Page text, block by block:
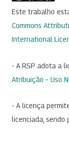
Este trabalho
Commons
International
- A RSP adota a
Atribuição – Uso
- A licença
licenciada, sendo